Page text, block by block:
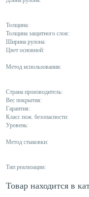
Толщина:
Толщина защитного слоя:
Ширина рулона:
Цвет основной:
Метод использования:
Страна производитель:
Вес покрытия:
Гарантия:
Класс пож. безопасности:
Уровень:
Метод стыковки:
Тип реализации:
Товар находится в